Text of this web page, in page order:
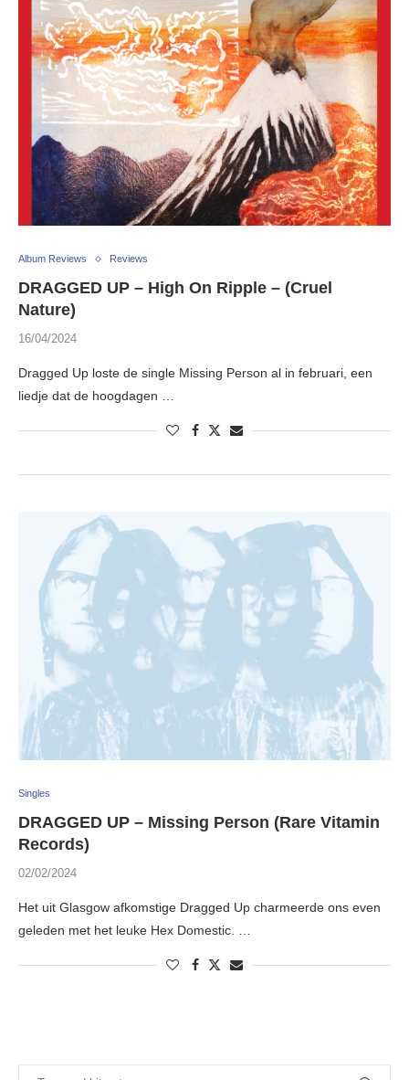
Album Reviews Reviews
DRAGGED UP – High On Ripple – (Cruel
Nature)
16/04/2024
Dragged Up loste de single Missing Person al in februari, een
liedje dat de hoogdagen …
Singles
DRAGGED UP – Missing Person (Rare Vitamin
Records)
02/02/2024
Het uit Glasgow afkomstige Dragged Up charmeerde ons even
geleden met het leuke Hex Domestic. …